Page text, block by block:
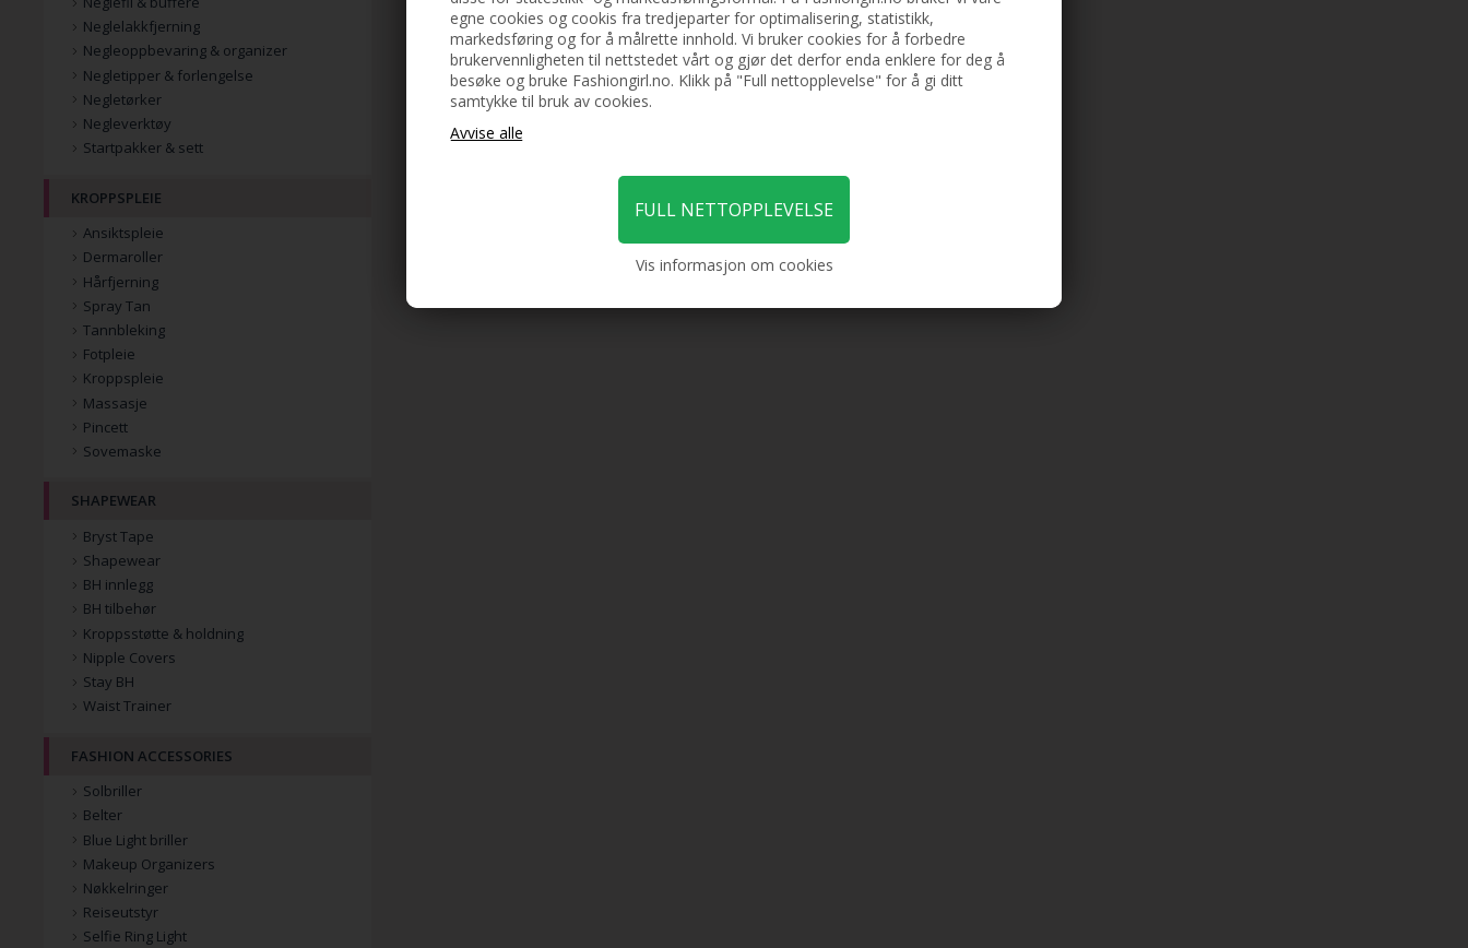
egne cookies og cookis fra tredjeparter for optimalisering, statistikk,
markedsføring og for å målrette innhold. Vi bruker cookies for å forbedre
brukervennligheten til nettstedet vårt og gjør det derfor enda enklere for deg å
besøke og bruke Fashiongirl.no. Klikk på "Full nettopplevelse" for å gi ditt
samtykke til bruk av cookies.
Vis informasjon om cookies
Neglelakkfjerning
Negleoppbevaring & organizer
Negletipper & forlengelse
Negletørker
Negleverktøy
Startpakker & sett
KROPPSPLEIE
Ansiktspleie
Dermaroller
Hårfjerning
Spray Tan
Tannbleking
Fotpleie
Kroppspleie
Massasje
Pincett
Sovemaske
SHAPEWEAR
Bryst Tape
Shapewear
BH innlegg
BH tilbehør
Kroppsstøtte & holdning
Nipple Covers
Stay BH
Waist Trainer
FASHION ACCESSORIES
Solbriller
Belter
Blue Light briller
Makeup Organizers
Nøkkelringer
Reiseutstyr
Selfie Ring Light